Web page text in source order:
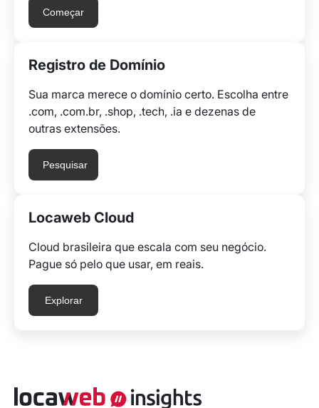
Começar
Registro de Domínio
Sua marca merece o domínio certo. Escolha entre
.com, .com.br, .shop, .tech, .ia e dezenas de
outras extensões.
Pesquisar
Locaweb Cloud
Cloud brasileira que escala com seu negócio.
Pague só pelo que usar, em reais.
Explorar